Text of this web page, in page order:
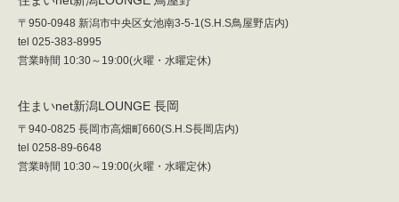
〒950-0948 新潟市中央区女池南3-5-1(S.H.S鳥屋野店内)
tel 025-383-8995
営業時間 10:30～19:00(火曜・水曜定休)
住まいnet新潟LOUNGE 長岡
〒940-0825 長岡市高畑町660(S.H.S長岡店内)
tel 0258-89-6648
営業時間 10:30～19:00(火曜・水曜定休)